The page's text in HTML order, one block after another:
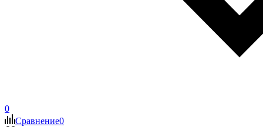
0
Сравнение0